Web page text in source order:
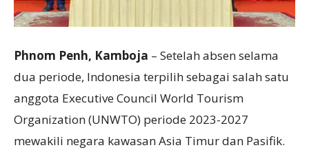
​Phnom Penh, Kamboja – Setelah absen selama
dua periode, Indonesia terpilih sebagai salah satu
anggota Executive Council World Tourism
Organization (UNWTO) periode 2023-2027
mewakili negara kawasan Asia Timur dan Pasifik.